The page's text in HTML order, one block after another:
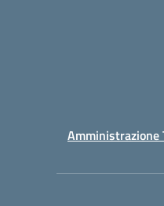
Amministrazione